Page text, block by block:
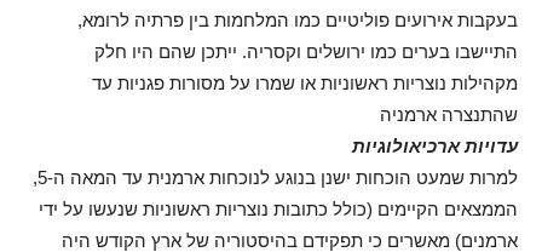
בעקבות אירועים פוליטיים כמו המלחמות בין פרתיה לרומא,
התיישבו בערים כמו ירושלים וקסריה. ייתכן שהם היו חלק
מקהילות נוצריות ראשוניות או שמרו על מסורות פגניות עד
שהתנצרה ארמניה
עדויות ארכיאולוגיות
למרות שמעט הוכחות ישנן בנוגע לנוכחות ארמנית עד המאה ה-5,
הממצאים הקיימים (כולל כתובות נוצריות ראשוניות שנעשו על ידי
ארמנים) מאשרים כי תפקידם בהיסטוריה של ארץ הקודש היה